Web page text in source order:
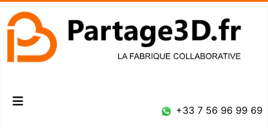
+33 7 56 96 99 69